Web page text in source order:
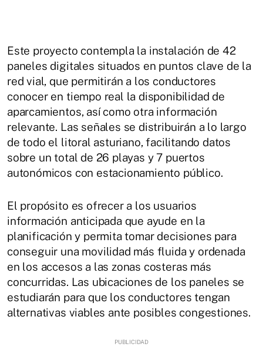
Este proyecto contempla la instalación de 42
paneles digitales situados en puntos clave de la
red vial, que permitirán a los conductores
conocer en tiempo real la disponibilidad de
aparcamientos, así como otra información
relevante. Las señales se distribuirán a lo largo
de todo el litoral asturiano, facilitando datos
sobre un total de 26 playas y 7 puertos
autonómicos con estacionamiento público.
El propósito es ofrecer a los usuarios
información anticipada que ayude en la
planificación y permita tomar decisiones para
conseguir una movilidad más fluida y ordenada
en los accesos a las zonas costeras más
concurridas. Las ubicaciones de los paneles se
estudiarán para que los conductores tengan
alternativas viables ante posibles congestiones.